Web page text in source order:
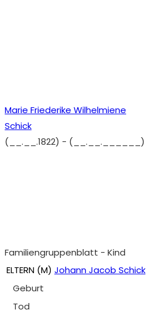
Marie Friederike Wilhelmiene
Schick
(__.__.1822) - (__.__.______)
Familiengruppenblatt - Kind
ELTERN (M) Johann Jacob Schick
Geburt
Tod